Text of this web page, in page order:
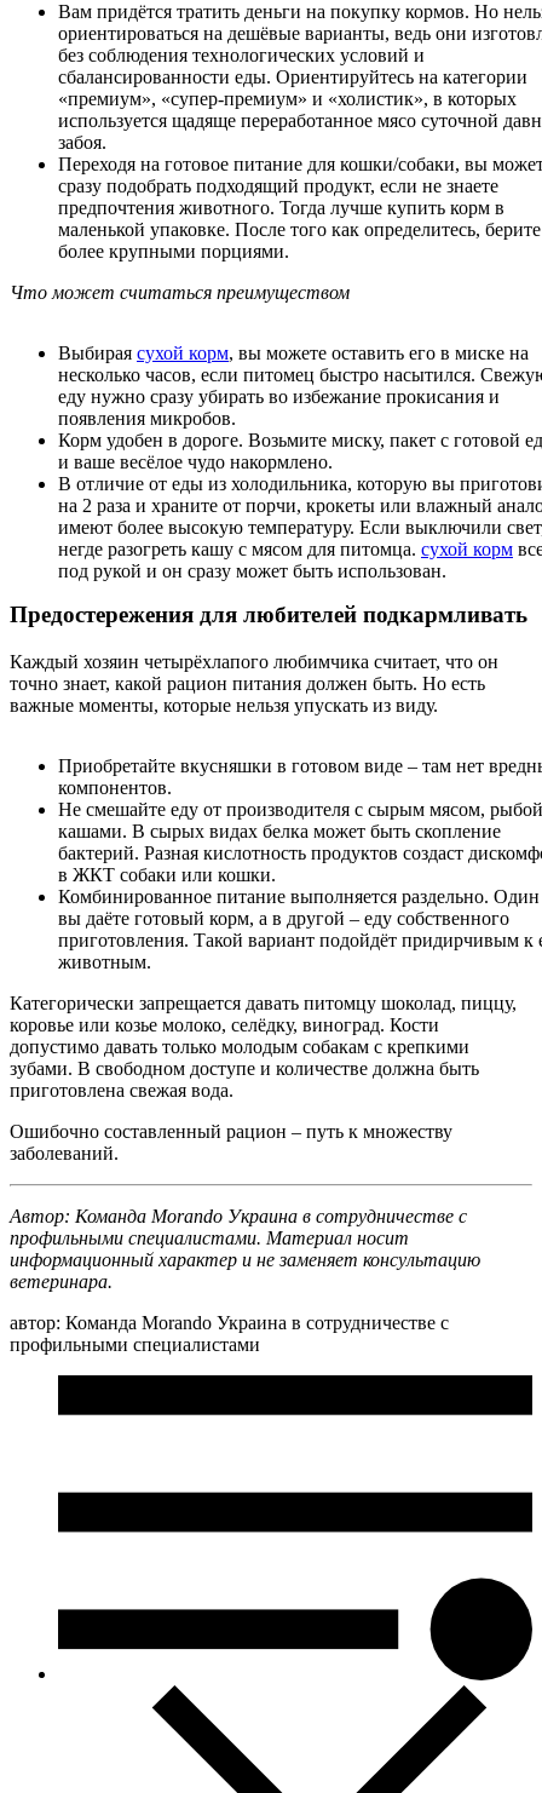
Вам придётся тратить деньги на покупку кормов. Но
ориентироваться на дешёвые варианты, ведь они
без соблюдения технологических условий и
сбалансированности еды. Ориентируйтесь на категории
«премиум», «супер-премиум» и «холистик», в которых
используется щадяще переработанное мясо суточной
забоя.
Переходя на готовое питание для кошки/собаки, вы
сразу подобрать подходящий продукт, если не знаете
предпочтения животного. Тогда лучше купить корм в
маленькой упаковке. После того как определитесь, берите
более крупными порциями.
Что может считаться преимуществом
Выбирая сухой корм, вы можете оставить его в миске на
несколько часов, если питомец быстро насытился.
еду нужно сразу убирать во избежание прокисания и
появления микробов.
Корм удобен в дороге. Возьмите миску, пакет с готовой
и ваше весёлое чудо накормлено.
В отличие от еды из холодильника, которую вы
на 2 раза и храните от порчи, крокеты или влажный
имеют более высокую температуру. Если выключили
негде разогреть кашу с мясом для питомца. сухой корм
под рукой и он сразу может быть использован.
Предостережения для любителей подкармливать
Каждый хозяин четырёхлапого любимчика считает, что он
точно знает, какой рацион питания должен быть. Но есть
важные моменты, которые нельзя упускать из виду.
Приобретайте вкусняшки в готовом виде – там нет
компонентов.
Не смешайте еду от производителя с сырым мясом,
кашами. В сырых видах белка может быть скопление
бактерий. Разная кислотность продуктов создаст
в ЖКТ собаки или кошки.
Комбинированное питание выполняется раздельно. Один
вы даёте готовый корм, а в другой – еду собственного
приготовления. Такой вариант подойдёт придирчивым к
животным.
Категорически запрещается давать питомцу шоколад, пиццу,
коровье или козье молоко, селёдку, виноград. Кости
допустимо давать только молодым собакам с крепкими
зубами. В свободном доступе и количестве должна быть
приготовлена свежая вода.
Ошибочно составленный рацион – путь к множеству
заболеваний.
Автор: Команда Morando Украина в сотрудничестве с
профильными специалистами. Материал носит
информационный характер и не заменяет консультацию
ветеринара.
автор: Команда Morando Украина в сотрудничестве с
профильными специалистами